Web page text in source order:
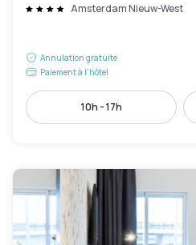
Amsterdam Nieuw-West
Annulation gratuite
Paiement à l'hôtel
10h - 17h